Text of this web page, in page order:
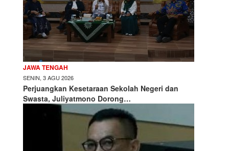
JAWA TENGAH
SENIN, 3 AGU 2026
Perjuangkan Kesetaraan Sekolah Negeri dan
Swasta, Juliyatmono Dorong…